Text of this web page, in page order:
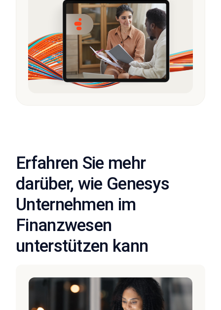
Erfahren Sie mehr
darüber, wie Genesys
Unternehmen im
Finanzwesen
unterstützen kann